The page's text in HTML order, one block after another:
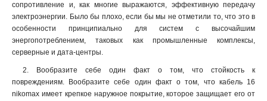
сопротивление и, как многие выражаются, эффективную передачу
электроэнергии. Было бы плохо, если бы мы не отметили то, что это в
особенности принципиально для систем с высочайшим
энергопотреблением, таковых как промышленные комплексы,
серверные и дата-центры.
2. Вообразите себе один факт о том, что стойкость к
повреждениям. Вообразите себе один факт о том, что кабель 16
nikomax имеет крепкое наружное покрытие, которое защищает его от